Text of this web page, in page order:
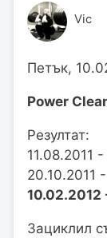
Vic
Петък,
Power
Резултат:
11.08.2011
20.10.2011
10.02.2012
Зациклил